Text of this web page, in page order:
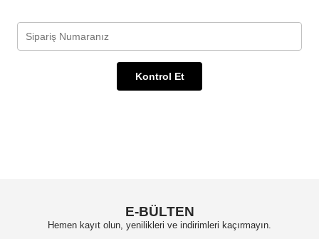
E-BÜLTEN
Hemen kayıt olun, yenilikleri ve indirimleri kaçırmayın.